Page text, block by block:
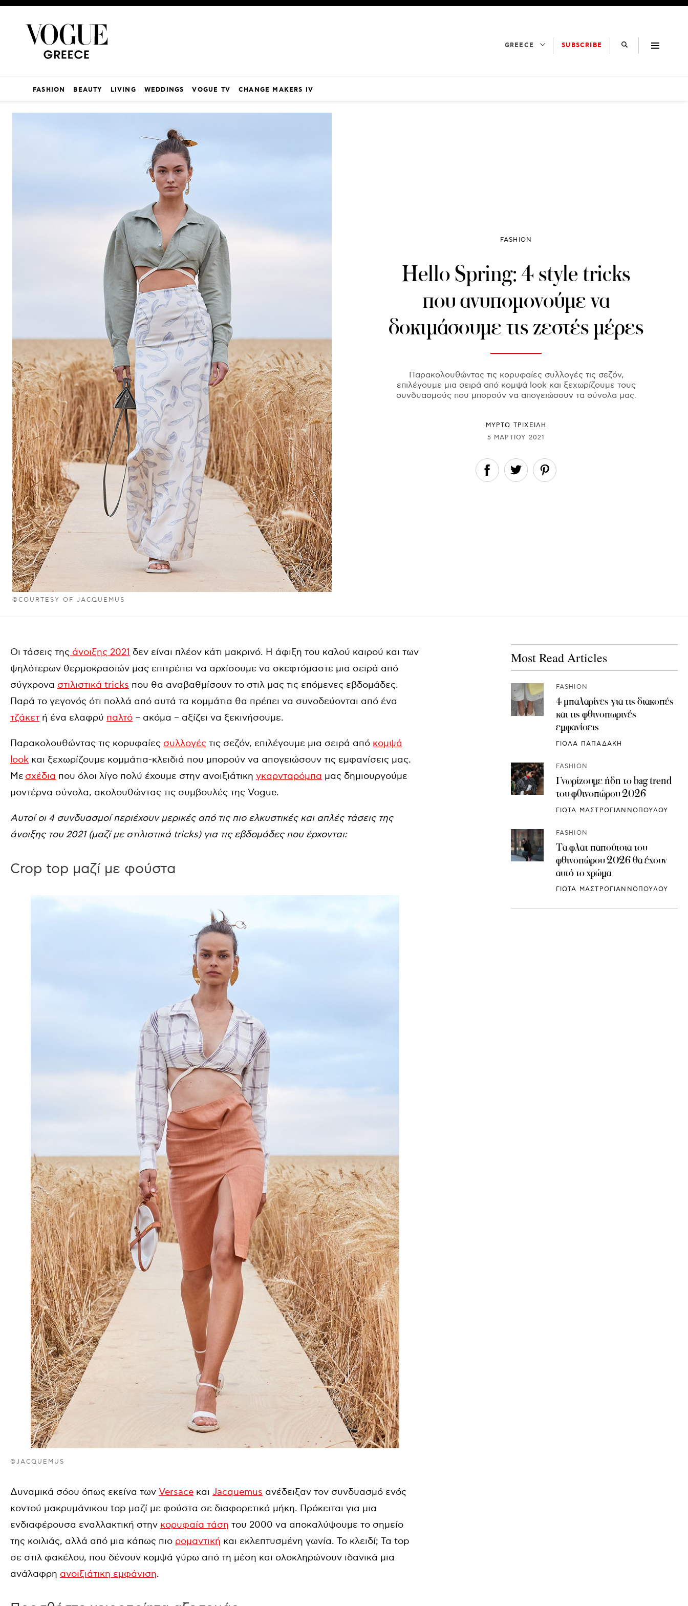
GREECE SUBSCRIBE
FASHION BEAUTY LIVING WEDDINGS VOGUE TV CHANGE MAKERS IV
©COURTESY OF JACQUEMUS
FASHION
Hello Spring: 4 style tricks
που ανυπομονούμε να
δοκιμάσουμε τις ζεστές μέρες
Παρακολουθώντας τις κορυφαίες συλλογές τις σεζόν,
επιλέγουμε μια σειρά από κομψά look και ξεχωρίζουμε τους
συνδυασμούς που μπορούν να απογειώσουν τα σύνολα μας.
ΜΥΡΤΩ ΤΡΙΧΕΙΛΗ
5 ΜΑΡΤΊΟΥ 2021
Οι τάσεις της άνοιξης 2021 δεν είναι πλέον κάτι μακρινό. Η άφιξη του καλού καιρού και των
ψηλότερων θερμοκρασιών μας επιτρέπει να αρχίσουμε να σκεφτόμαστε μια σειρά από
σύγχρονα στιλιστικά tricks που θα αναβαθμίσουν το στιλ μας τις επόμενες εβδομάδες.
Παρά το γεγονός ότι πολλά από αυτά τα κομμάτια θα πρέπει να συνοδεύονται από ένα
τζάκετ ή ένα ελαφρύ παλτό – ακόμα – αξίζει να ξεκινήσουμε.
Παρακολουθώντας τις κορυφαίες συλλογές τις σεζόν, επιλέγουμε μια σειρά από κομψά
look και ξεχωρίζουμε κομμάτια-κλειδιά που μπορούν να απογειώσουν τις εμφανίσεις μας.
Με σχέδια που όλοι λίγο πολύ έχουμε στην ανοιξιάτικη γκαρνταρόμπα μας δημιουργούμε
μοντέρνα σύνολα, ακολουθώντας τις συμβουλές της Vogue.
Αυτοί οι 4 συνδυασμοί περιέχουν μερικές από τις πιο ελκυστικές και απλές τάσεις της
άνοιξης του 2021 (μαζί με στιλιστικά tricks) για τις εβδομάδες που έρχονται:
Crop top μαζί με φούστα
©JACQUEMUS
Δυναμικά σόου όπως εκείνα των Versace και Jacquemus ανέδειξαν τον συνδυασμό ενός
κοντού μακρυμάνικου top μαζί με φούστα σε διαφορετικά μήκη. Πρόκειται για μια
ενδιαφέρουσα εναλλακτική στην κορυφαία τάση του 2000 να αποκαλύψουμε το σημείο
της κοιλιάς, αλλά από μια κάπως πιο ρομαντική και εκλεπτυσμένη γωνία. Το κλειδί; Τα top
σε στιλ φακέλου, που δένουν κομψά γύρω από τη μέση και ολοκληρώνουν ιδανικά μια
ανάλαφρη ανοιξιάτικη εμφάνιση.
Most Read Articles
FASHION
4 μπαλαρίνες για τις διακοπές
και τις φθινοπωρινές
εμφανίσεις
ΓΙΟΛΑ ΠΑΠΑΔΑΚΗ
FASHION
Γνωρίζουμε ήδη το bag trend
του φθινοπώρου 2026
ΓΙΩΤΑ ΜΑΣΤΡΟΓΙΑΝΝΟΠΟΥΛΟΥ
FASHION
Τα φλατ παπούτσια του
φθινοπώρου 2026 θα έχουν
αυτό το χρώμα
ΓΙΩΤΑ ΜΑΣΤΡΟΓΙΑΝΝΟΠΟΥΛΟΥ